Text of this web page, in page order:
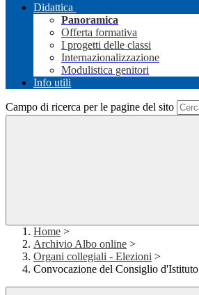
Didattica
Panoramica
Offerta formativa
I progetti delle classi
Internazionalizzazione
Modulistica genitori
Info utili
Campo di ricerca per le pagine del sito
Home >
Archivio Albo online >
Organi collegiali - Elezioni >
Convocazione del Consiglio d'Istituto